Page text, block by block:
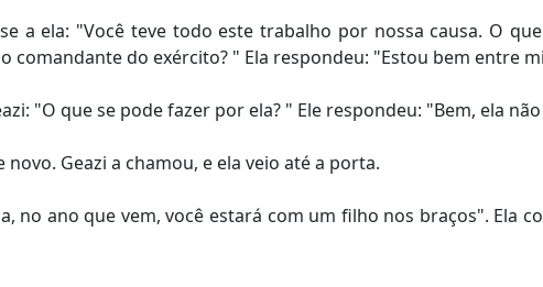
a ela: "Você teve todo este trabalho por nossa causa. O
comandante do exército? " Ela respondeu: "Estou bem entre
"O que se pode fazer por ela? " Ele respondeu: "Bem, ela
Geazi a chamou, e ela veio até a porta.
no ano que vem, você estará com um filho nos braços". Ela